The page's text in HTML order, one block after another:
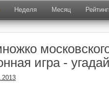
Неделя Месяц
игра -